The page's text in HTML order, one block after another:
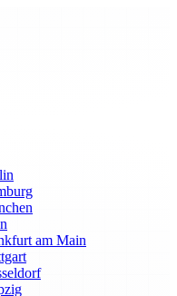
am Main